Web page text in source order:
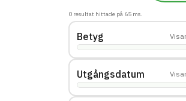
0 resultat hittade på 65 ms.
Betyg Visar
Utgångsdatum Visar